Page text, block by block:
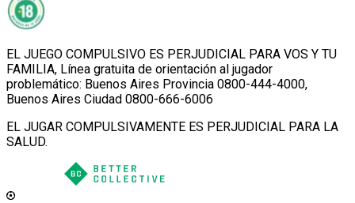
EL JUEGO COMPULSIVO ES PERJUDICIAL PARA VOS Y TU
FAMILIA, Línea gratuita de orientación al jugador
problemático: Buenos Aires Provincia 0800-444-4000,
Buenos Aires Ciudad 0800-666-6006
EL JUGAR COMPULSIVAMENTE ES PERJUDICIAL PARA LA
SALUD.